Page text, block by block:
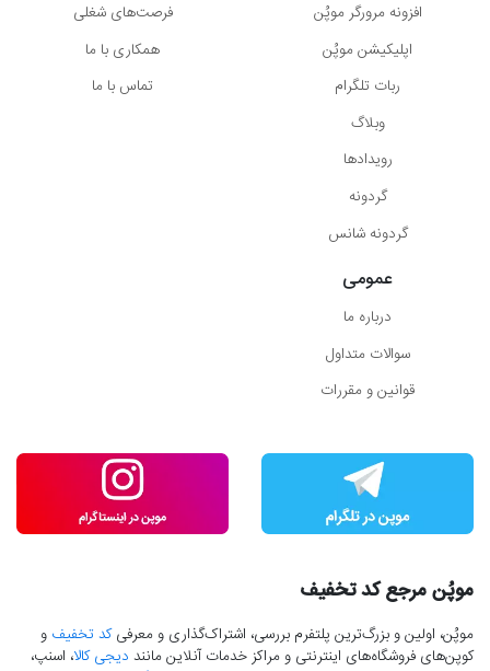
افزونه مرورگر موپُن
اپلیکیشن موپُن
ربات تلگرام
وبلاگ
رویدادها
گردونه
گردونه شانس
فرصت‌های شغلی
همکاری با ما
تماس با ما
عمومی
درباره ما
سوالات متداول
قوانین و مقررات
موپُن مرجع کد تخفیف
موپُن، اولین و بزرگ‌ترین پلتفرم بررسی، اشتراک‌گذاری و معرفیکد تخفیف و
کوپن‌های فروشگاه‌های اینترنتی و مراکز خدمات آنلاین مانند دیجی کالا، اسنپ،